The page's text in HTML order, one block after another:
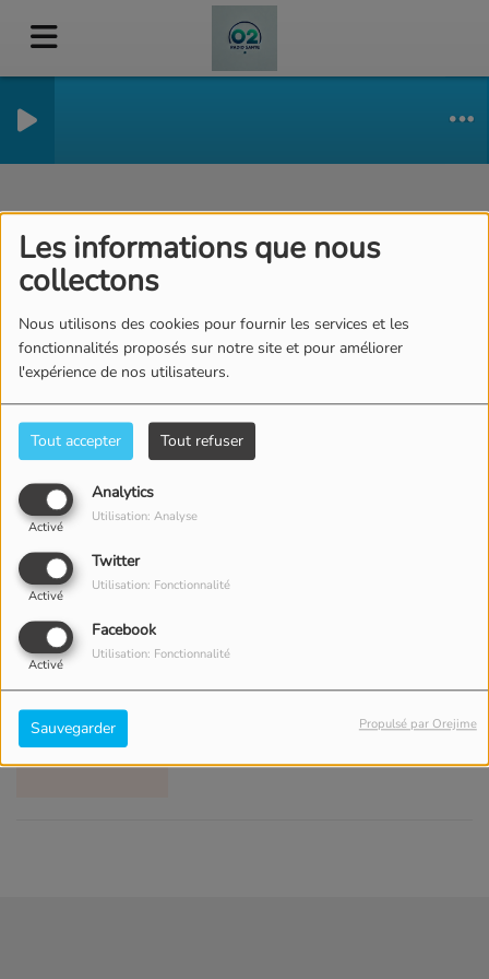
Les informations que nous
collectons
Nous utilisons des cookies pour fournir les services et les
fonctionnalités proposés sur notre site et pour améliorer
l'expérience de nos utilisateurs.
Tout accepter Tout refuser
Analytics
Activé
Utilisation: Analyse
Twitter
Activé
Utilisation: Fonctionnalité
Facebook
Activé
Utilisation: Fonctionnalité
Sauvegarder Propulsé par Orejime
Artistes
Tous 0-9 A B C D E F G H
K
L M N O P
X
Y Z
ADELE
AVICII